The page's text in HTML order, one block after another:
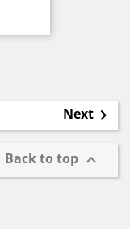
Next 
Back to top 